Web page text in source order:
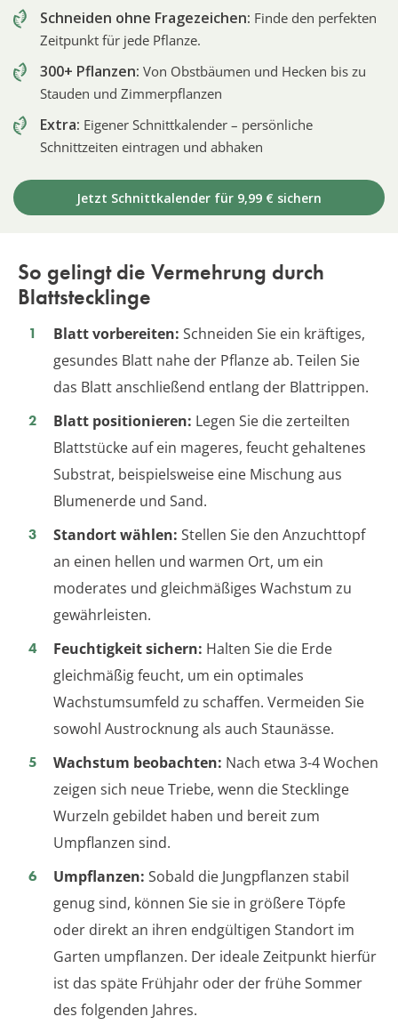
Schneiden ohne Fragezeichen: Finde den perfekten
Zeitpunkt für jede Pflanze.
300+ Pflanzen: Von Obstbäumen und Hecken bis zu
Stauden und Zimmerpflanzen
Extra: Eigener Schnittkalender – persönliche
Schnittzeiten eintragen und abhaken
Jetzt Schnittkalender für 9,99 € sichern
So gelingt die Vermehrung durch
Blattstecklinge
Blatt vorbereiten: Schneiden Sie ein kräftiges,
gesundes Blatt nahe der Pflanze ab. Teilen Sie
das Blatt anschließend entlang der Blattrippen.
Blatt positionieren: Legen Sie die zerteilten
Blattstücke auf ein mageres, feucht gehaltenes
Substrat, beispielsweise eine Mischung aus
Blumenerde und Sand.
Standort wählen: Stellen Sie den Anzuchttopf
an einen hellen und warmen Ort, um ein
moderates und gleichmäßiges Wachstum zu
gewährleisten.
Feuchtigkeit sichern: Halten Sie die Erde
gleichmäßig feucht, um ein optimales
Wachstumsumfeld zu schaffen. Vermeiden Sie
sowohl Austrocknung als auch Staunässe.
Wachstum beobachten: Nach etwa 3-4 Wochen
zeigen sich neue Triebe, wenn die Stecklinge
Wurzeln gebildet haben und bereit zum
Umpflanzen sind.
Umpflanzen: Sobald die Jungpflanzen stabil
genug sind, können Sie sie in größere Töpfe
oder direkt an ihren endgültigen Standort im
Garten umpflanzen. Der ideale Zeitpunkt hierfür
ist das späte Frühjahr oder der frühe Sommer
des folgenden Jahres.